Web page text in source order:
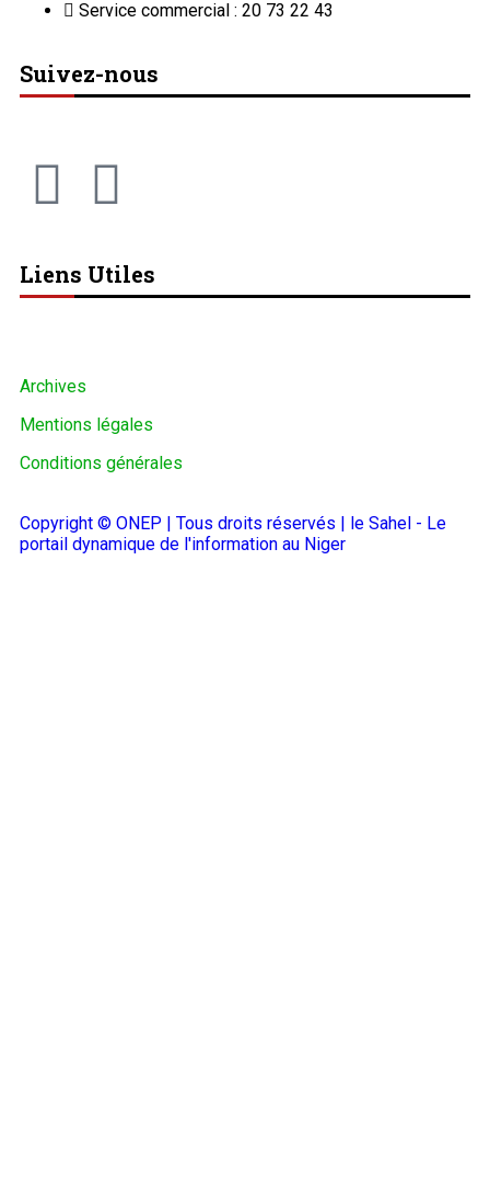
Service commercial : 20 73 22 43
Suivez-nous
Liens Utiles
Archives
Mentions légales
Conditions générales
Copyright © ONEP | Tous droits réservés | le Sahel - Le
portail dynamique de l'information au Niger